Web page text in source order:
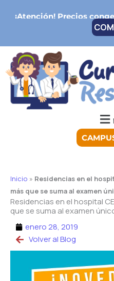
¡Atención!Precios
Inicio » Residencias en el
más que se suma al examen
Residencias en el hospital
que se suma al examen
enero 28, 2019
Volver al Blog